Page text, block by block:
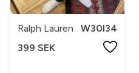
Ralph Lauren
W30l34
399 SEK